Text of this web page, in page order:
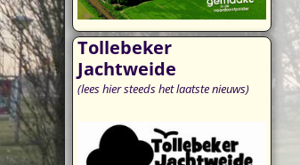
Tollebeker
Jachtweide
(lees hier steeds het laatste nieuws)